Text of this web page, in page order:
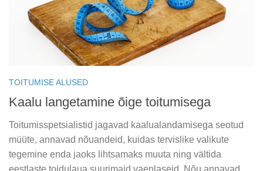
TOITUMISE ALUSED
Kaalu langetamine õige toitumisega
Toitumisspetsialistid jagavad kaalualandamisega seotud
müüte, annavad nõuandeid, kuidas tervislike valikute
tegemine enda jaoks lihtsamaks muuta ning vältida
eestlaste toidulaua suurimaid vaenlaseid. Nõu annavad